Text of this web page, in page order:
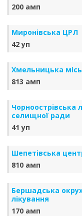
200 амп
Миронівська ЦРЛ
42 уп
Хмельницька
813 амп
Чорноострівська
селищної ради
41 уп
Шепетівська
810 амп
Бершадська
лікування
170 амп